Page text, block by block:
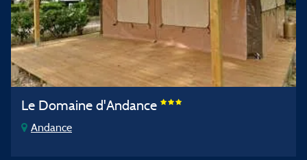
Le Domaine d'Andance
Andance